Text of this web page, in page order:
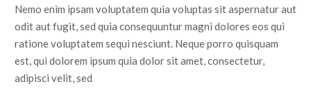
Nemo enim ipsam voluptatem quia voluptas sit aspernatur aut
odit aut fugit, sed quia consequuntur magni dolores eos qui
ratione voluptatem sequi nesciunt. Neque porro quisquam
est, qui dolorem ipsum quia dolor sit amet, consectetur,
adipisci velit, sed